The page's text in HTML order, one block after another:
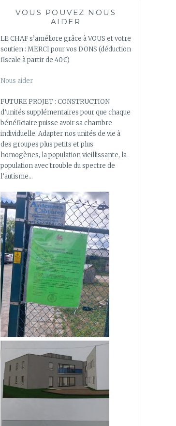
VOUS POUVEZ NOUS
AIDER
LE CHAF s’améliore grâce à VOUS et votre
soutien : MERCI pour vos DONS (déduction
fiscale à partir de 40€)
Nous aider
FUTURE PROJET : CONSTRUCTION
d’unités supplémentaires pour que chaque
bénéficiaire puisse avoir sa chambre
individuelle. Adapter nos unités de vie à
des groupes plus petits et plus
homogènes, la population vieillissante, la
population avec trouble du spectre de
l’autisme…